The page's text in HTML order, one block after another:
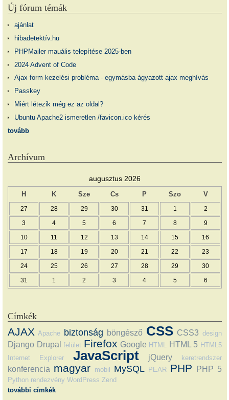
Új fórum témák
ajánlat
hibadetektív.hu
PHPMailer mauális telepítése 2025-ben
2024 Advent of Code
Ajax form kezelési probléma - egymásba ágyazott ajax meghívás
Passkey
Miért létezik még ez az oldal?
Ubuntu Apache2 ismeretlen /favicon.ico kérés
tovább
Archívum
augusztus 2026
H K Sze Cs P Szo V
27 28 29 30 31 1 2
3 4 5 6 7 8 9
10 11 12 13 14 15 16
17 18 19 20 21 22 23
24 25 26 27 28 29 30
31 1 2 3 4 5 6
Címkék
AJAX Apache biztonság böngésző CSS CSS3 design
Django Drupal felület Firefox Google HTML HTML 5 HTML5
Internet Explorer
JavaScript jQuery keretrendszer
konferencia magyar mobil MySQL PEAR PHP PHP 5
Python rendezvény WordPress Zend
további címkék